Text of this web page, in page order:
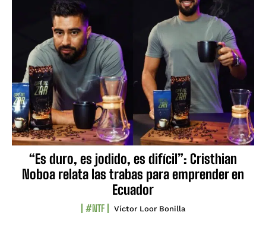
“Es duro, es jodido, es difícil”: Cristhian
Noboa relata las trabas para emprender en
Ecuador
#NTF Víctor Loor Bonilla